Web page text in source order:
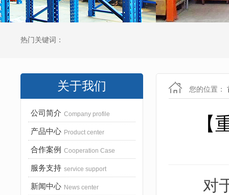
热门关键词：
关于我们
公司简介 Company profile
产品中心 Product center
合作案例 Cooperation Case
服务支持 service support
新闻中心 News center
您的位置：
对于